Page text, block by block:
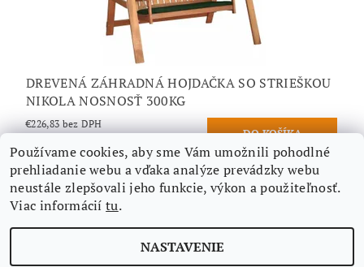
DREVENÁ ZÁHRADNÁ HOJDAČKA SO STRIEŠKOU
NIKOLA NOSNOSŤ 300KG
€226,83 bez DPH
Nájdete nás aj na Facebooku
Používame cookies, aby sme Vám umožnili pohodlné
prehliadanie webu a vďaka analýze prevádzky webu
neustále zlepšovali jeho funkcie, výkon a použiteľnosť.
Viac informáciítu.
NASTAVENIE